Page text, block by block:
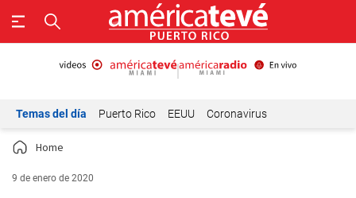
Temas del día Puerto Rico EEUU Coronavirus
Home
9 de enero de 2020